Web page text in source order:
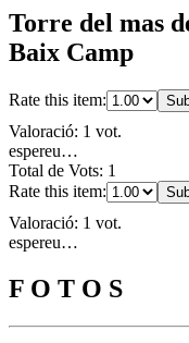
Torre del mas
Baix Camp
Rate this item:
Valoració: 1 vot.
espereu…
Total de Vots: 1
Rate this item:
Valoració: 1 vot.
espereu…
F O T O S